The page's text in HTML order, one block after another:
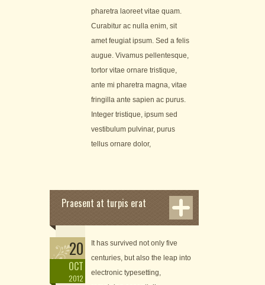
pharetra laoreet vitae quam.
Curabitur ac nulla enim, sit
amet feugiat ipsum. Sed a felis
augue. Vivamus pellentesque,
tortor vitae ornare tristique,
ante mi pharetra magna, vitae
fringilla ante sapien ac purus.
Integer tristique, ipsum sed
vestibulum pulvinar, purus
tellus ornare dolor,
Praesent at turpis erat
20
OCT
2012
It has survived not only five
centuries, but also the leap into
electronic typesetting,